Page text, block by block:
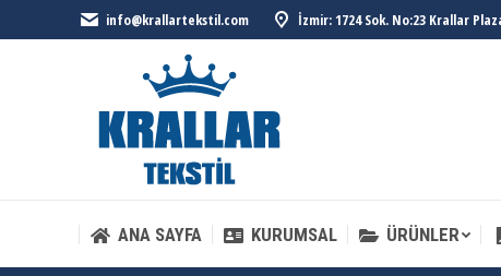
info@krallartekstil.com İzmir: 1724 Sok. No:23 Krallar
ANA SAYFA KURUMSAL ÜRÜNLER
ANA SAYFA KURUMSAL ÜRÜNLER